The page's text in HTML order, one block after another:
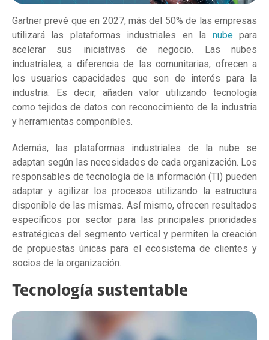
Gartner prevé que en 2027, más del 50% de las empresas
utilizará las plataformas industriales en la nubepara
acelerar sus iniciativas de negocio. Las nubes
industriales, a diferencia de las comunitarias, ofrecen a
los usuarios capacidades que son de interés para la
industria. Es decir, añaden valor utilizando tecnología
como tejidos de datos con reconocimiento de la industria
y herramientas componibles.
Además, las plataformas industriales de la nube se
adaptan según las necesidades de cada organización. Los
responsables de tecnología de la información (TI) pueden
adaptar y agilizar los procesos utilizando la estructura
disponible de las mismas. Así mismo, ofrecen resultados
específicos por sector para las principales prioridades
estratégicas del segmento vertical y permiten la creación
de propuestas únicas para el ecosistema de clientes y
socios de la organización.
Tecnología sustentable